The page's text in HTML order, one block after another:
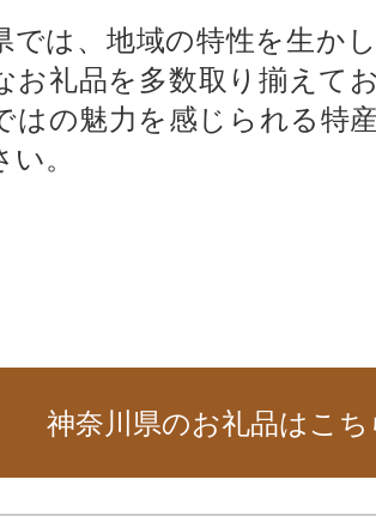
ペットのいのち基金
まなびや基金
奨学金基金
、教室だけではありませ
ーツ観光局
では、地域の特性を生か
お礼品を多数取り揃えて
はの魅力を感じられる特
。
神奈川県のお礼品はこち